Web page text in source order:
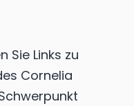
Sie Links zu
Cornelia